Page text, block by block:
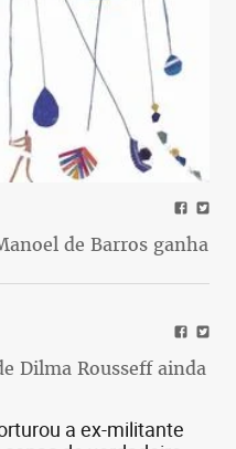
de Barros ganha
Dilma Rousseff ainda
a ex-militante